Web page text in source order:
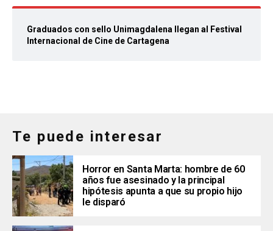
Graduados con sello Unimagdalena llegan al Festival
Internacional de Cine de Cartagena
Te puede interesar
Horror en Santa Marta: hombre de 60
años fue asesinado y la principal
hipótesis apunta a que su propio hijo
le disparó